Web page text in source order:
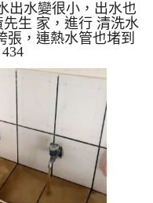
出水變很小，出水也
生 家，進行 清洗水
張，連熱水管也堵到
波水管清洗機，注
鐘，利用 水管清洗機
的異物沖出來，一開
刺鼻，黃先生 說，
自來水，如水管老
出來的水就會是咖啡
管壁上會結...